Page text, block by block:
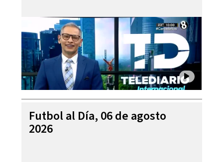
Futbol al Día, 06 de agosto
2026